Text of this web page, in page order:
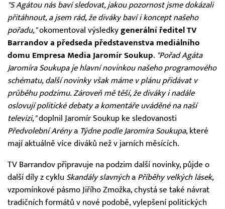
"S Agátou nás baví sledovat, jakou pozornost jsme dokázali
přitáhnout, a jsem rád, že diváky baví i koncept našeho
pořadu,"okomentoval výsledky generální ředitel TV
Barrandov a předseda představenstva mediálního
domu Empresa Media Jaromír Soukup. "Pořad Agáta
Jaromíra Soukupa je hlavní novinkou našeho programového
schématu, další novinky však máme v plánu přidávat v
průběhu podzimu. Zároveň mě těší, že diváky i nadále
oslovují politické debaty a komentáře uváděné na naší
televizi,"doplnil Jaromír Soukup ke sledovanosti
Předvolební Arénya Týdne podle Jaromíra Soukupa, které
mají aktuálně více diváků než v jarních měsících.
TV Barrandov připravuje na podzim další novinky, půjde o
další díly z cyklu Skandály slavnýcha Příběhy velkých lásek,
vzpomínkové pásmo Jiřího Zmožka, chystá se také návrat
tradičních formátů v nové podobě, vylepšení politických